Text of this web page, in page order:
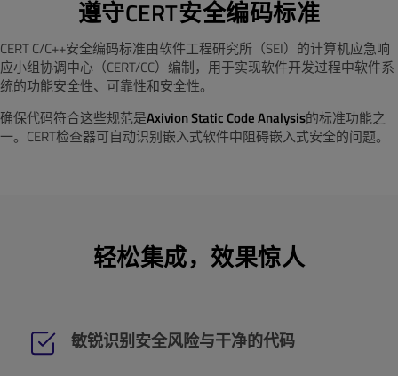
Manage Preferences in the footer of our emails.
Yes, keep me up-to-date on new product features,
industry news and more from Qt Group.
By submitting the form, you agree that Qt Group will
process and store your personal information according
related to your request. You may unsubscribe from all
communications at any time by clicking Unsubscribe or
遵守CERT安全编码标准
CERT C/C++安全编码标准由软件工程研究所（SEI）的计算机应急响
应小组协调中心（CERT/CC）编制，用于实现软件开发过程中软件系
统的功能安全性、可靠性和安全性。
确保代码符合这些规范是Axivion Static Code Analysis的标准功能之
一。CERT检查器可自动识别嵌入式软件中阻碍嵌入式安全的问题。
轻松集成，效果惊人
敏锐识别安全风险与干净的代码